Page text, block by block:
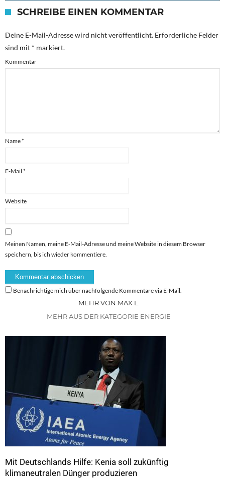
SCHREIBE EINEN KOMMENTAR
Deine E-Mail-Adresse wird nicht veröffentlicht. Erforderliche Felder
sind mit * markiert.
Kommentar
Name*
E-Mail *
Website
Meinen Namen, meine E-Mail-Adresse und meine Website in diesem Browser
speichern, bis ich wieder kommentiere.
Benachrichtige mich über nachfolgende Kommentare via E-Mail.
MEHR VON MAX L.
MEHR AUS DER KATEGORIE ENERGIE
Mit Deutschlands Hilfe: Kenia soll zukünftig
klimaneutralen Dünger produzieren